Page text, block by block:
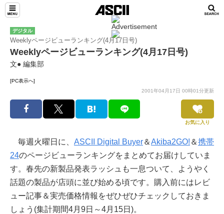
デジタル
Weeklyページビューランキング(4月17日号)
Weeklyページビューランキング(4月17日号)
文● 編集部
[PC表示へ]
2001年04月17日 00時01分更新
お気に入り
毎週火曜日に、 ASCII Digital Buyer＆Akiba2GO! ＆携帯
24のページビューランキングをまとめてお届けしていま
す。春先の新製品発表ラッシュも一息ついて、ようやく
話題の製品が店頭に並び始める頃です。購入前にはレビ
ュー記事＆実売価格情報をぜひぜひチェックしておきま
しょう(集計期間4月9日～4月15日)。